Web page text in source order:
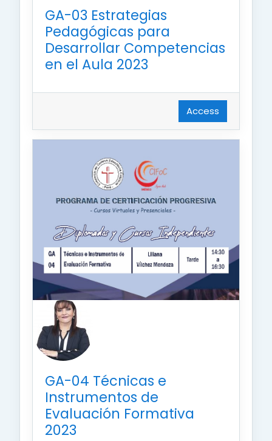
GA-03 Estrategias
Pedagógicas para
Desarrollar Competencias
en el Aula 2023
Access
GA-04 Técnicas e
Instrumentos de
Evaluación Formativa
2023